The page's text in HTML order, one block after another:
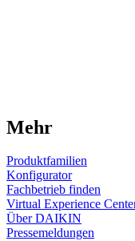
Mehr
Produktfamilien
Konfigurator
Fachbetrieb finden
Virtual Experience
Über DAIKIN
Pressemeldungen